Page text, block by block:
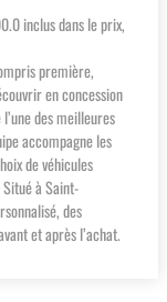
inclus dans le prix,
première,
en concession
des meilleures
accompagne les
de véhicules
à Saint-
des
et après l’achat.